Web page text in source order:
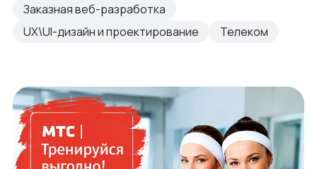
Заказная веб-разработка
UX\UI-дизайн и проектирование
Телеком